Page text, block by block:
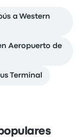
a Western
Aeropuerto de
Terminal